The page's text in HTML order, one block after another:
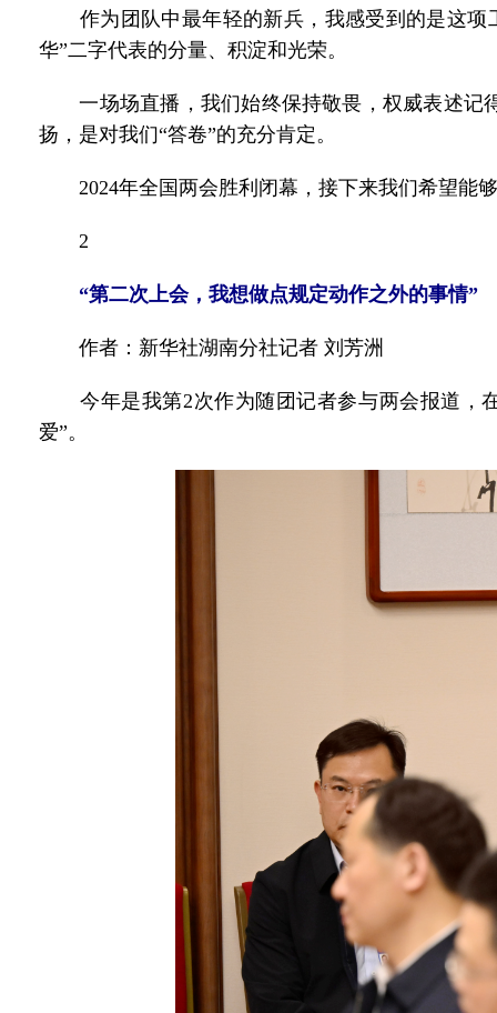
作为团队中最年轻的新兵，我感受到的是这项
华”二字代表的分量、积淀和光荣。
一场场直播，我们始终保持敬畏，权威表述记
扬，是对我们“答卷”的充分肯定。
2024年全国两会胜利闭幕，接下来我们希望能
2
“第二次上会，我想做点规定动作之外的事情”
作者：新华社湖南分社记者 刘芳洲
今年是我第2次作为随团记者参与两会报道，在
爱”。